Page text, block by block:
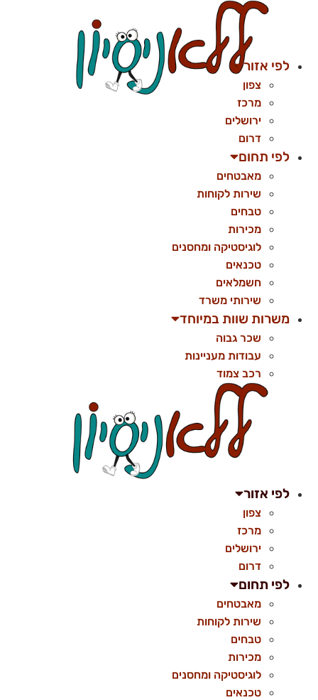
לפי אזור
צפון
מרכז
ירושלים
דרום
לפי תחום
מאבטחים
שירות לקוחות
טבחים
מכירות
לוגיסטיקה ומחסנים
טכנאים
חשמלאים
שירותי משרד
משרות שוות במיוחד
שכר גבוה
עבודות מעניינות
רכב צמוד
לפי אזור
צפון
מרכז
ירושלים
דרום
לפי תחום
מאבטחים
שירות לקוחות
טבחים
מכירות
לוגיסטיקה ומחסנים
טכנאים